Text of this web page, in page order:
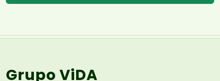
Grupo ViDA